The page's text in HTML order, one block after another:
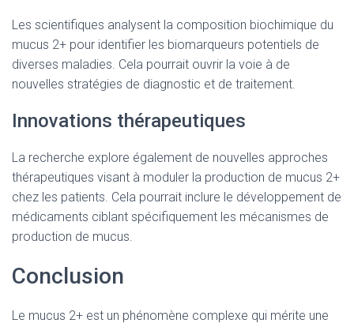
Les scientifiques analysent la composition biochimique du
mucus 2+ pour identifier les biomarqueurs potentiels de
diverses maladies. Cela pourrait ouvrir la voie à de
nouvelles stratégies de diagnostic et de traitement.
Innovations thérapeutiques
La recherche explore également de nouvelles approches
thérapeutiques visant à moduler la production de mucus 2+
chez les patients. Cela pourrait inclure le développement de
médicaments ciblant spécifiquement les mécanismes de
production de mucus.
Conclusion
Le mucus 2+ est un phénomène complexe qui mérite une